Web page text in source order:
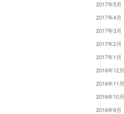
2017年5月
2017年4月
2017年3月
2017年2月
2017年1月
2016年12月
2016年11月
2016年10月
2016年9月